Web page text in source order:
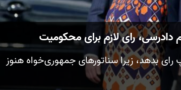
رای لازم برای محکومیت
بدهد، زیرا سناتورهای جمهوری‌خواه هنوز